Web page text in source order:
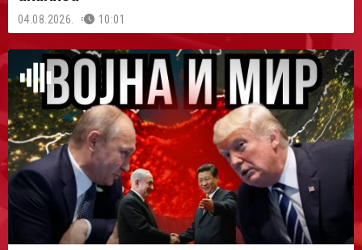
04.08.2026. 10:01